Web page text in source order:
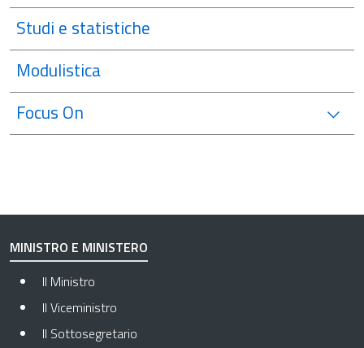
Studi e statistiche
Modulistica
Focus On
MINISTRO E MINISTERO
Il Ministro
Il Viceministro
Il Sottosegretario